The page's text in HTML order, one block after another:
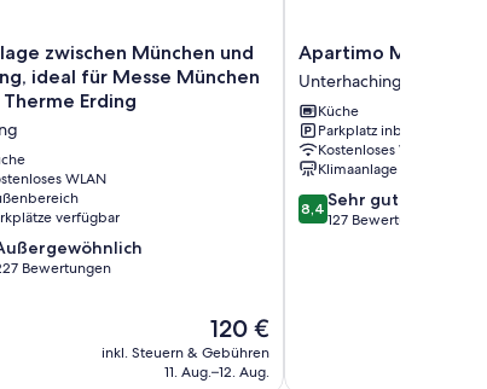
zwischen München und
ideal für Messe München
Therme Erding
WLAN
verfügbar
Bewertungen
Der
Preis
beträgt
120 €
inkl. Steuern & Gebühren
11. Aug.–12. Aug.
Apartimo
Munich-
Unterhaching
Unterhaching
Apartimo Munich-
Unterhaching
Küche
Parkplatz inbegriffen
Kostenloses WLAN
Klimaanlage
8.4
von
8,4 Sehr gut
127 Bewertungen